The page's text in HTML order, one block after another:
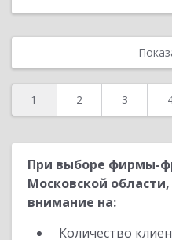
1 2 3
При выборе фирмы-
Московской
внимание на:
Количество